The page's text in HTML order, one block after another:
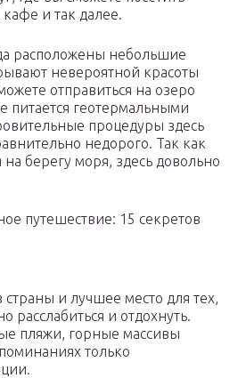
и так далее.
расположены небольшие
невероятной красоты
отправиться на озеро
питается геотермальными
процедуры здесь
недорого. Так как
на берегу моря, здесь довольно
путешествие: 15 секретов
и лучшее место для тех,
расслабиться и отдохнуть.
пляжи, горные массивы
только